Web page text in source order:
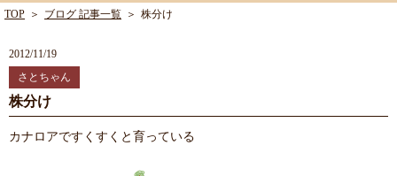
TOP ＞ ブログ 記事一覧 ＞ 株分け
2012/11/19
さとちゃん
株分け
カナロアですくすくと育っている